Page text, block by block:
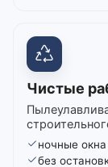
Чистые
ночные окна
без